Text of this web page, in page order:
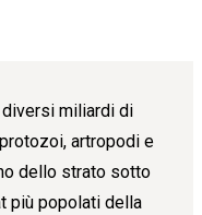
miliardi di
artropodi e
dello strato sotto
più popolati della